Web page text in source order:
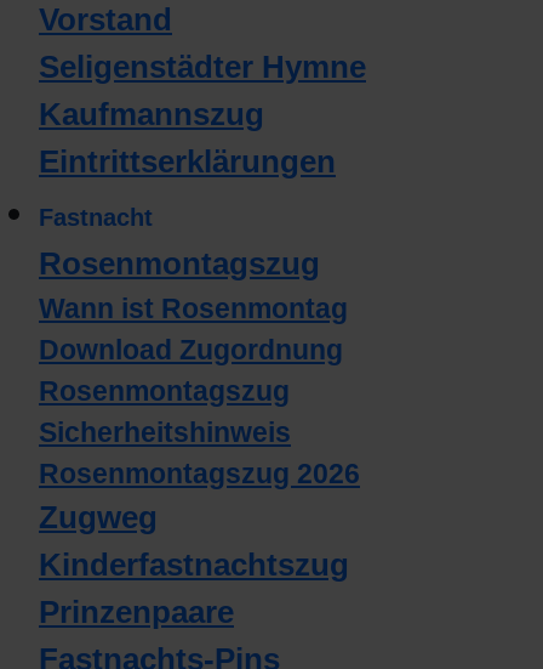
Vorstand
Seligenstädter Hymne
Kaufmannszug
Eintrittserklärungen
Fastnacht
Rosenmontagszug
Wann ist Rosenmontag
Download Zugordnung
Rosenmontagszug
Sicherheitshinweis
Rosenmontagszug 2026
Zugweg
Kinderfastnachtszug
Prinzenpaare
Fastnachts-Pins